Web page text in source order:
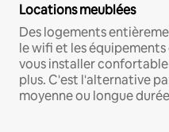
Locations meublées
Des logements
le wifi et les
vous installer
plus. C'est l'alternative
moyenne ou longue